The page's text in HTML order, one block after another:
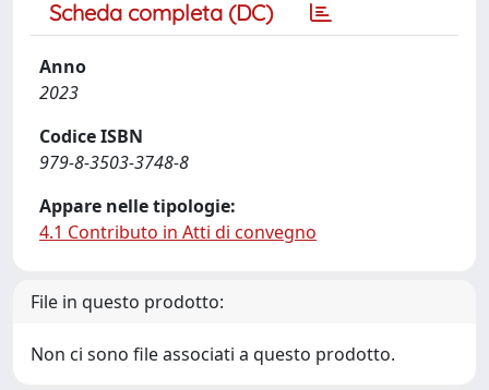
Scheda completa (DC)
Anno
2023
Codice ISBN
979-8-3503-3748-8
Appare nelle tipologie:
4.1 Contributo in Atti di convegno
File in questo prodotto:
Non ci sono file associati a questo prodotto.